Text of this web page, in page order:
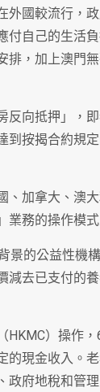
外國較流行，
付自己的生活
排，加上澳門
反向抵押」，
到按揭合約規
、加拿大、澳
務的操作模式
景的公益性機
減去已支付的
HKMC）操作
的現金收入。
政府地稅和管